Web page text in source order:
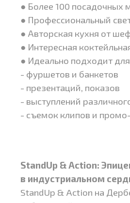
● Более 100 посадочных
● Профессиональный
● Авторская кухня от
● Интересная
● Идеально подходит
- фуршетов и банкетов
- презентаций, показов
- выступлений
- съемок клипов и
StandUp & Action:
в индустриальном
StandUp & Action на